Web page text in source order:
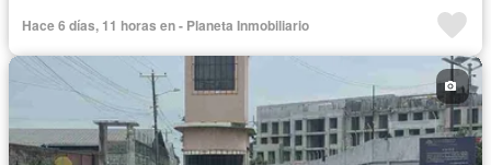
Hace 6 días, 11 horas en - Planeta Inmobiliario